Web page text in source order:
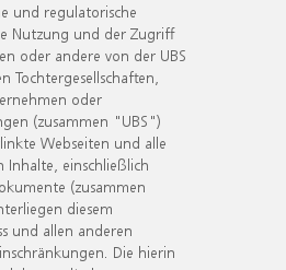
und regulatorische
Nutzung und der Zugriff
oder andere von der UBS
Tochtergesellschaften,
oder
(zusammen "UBS")
Webseiten und alle
Inhalte, einschließlich
(zusammen
diesem
und allen anderen
Die hierin